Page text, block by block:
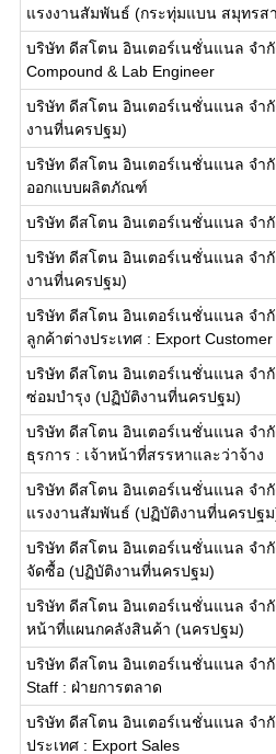
แรงงานสัมพันธ์ (กระทุ่มแบน สมุทรส
บริษัท ดีสโตน อินเตอร์เนชั่นแนล จำ
Compound & Lab Engineer
บริษัท ดีสโตน อินเตอร์เนชั่นแนล จำ
งานที่นครปฐม)
บริษัท ดีสโตน อินเตอร์เนชั่นแนล จำ
ออกแบบผลิตภัณฑ์
บริษัท ดีสโตน อินเตอร์เนชั่นแนล จำ
บริษัท ดีสโตน อินเตอร์เนชั่นแนล จำ
งานที่นครปฐม)
บริษัท ดีสโตน อินเตอร์เนชั่นแนล จำ
ลูกค้าต่างประเทศ : Export Customer
บริษัท ดีสโตน อินเตอร์เนชั่นแนล จำ
ซ่อมบำรุง (ปฏิบัติงานที่นครปฐม)
บริษัท ดีสโตน อินเตอร์เนชั่นแนล จำ
ธุรการ : เจ้าหน้าที่สรรหาและว่าจ้าง
บริษัท ดีสโตน อินเตอร์เนชั่นแนล จำ
แรงงานสัมพันธ์ (ปฏิบัติงานที่นครปฐ
บริษัท ดีสโตน อินเตอร์เนชั่นแนล จำ
จัดซื้อ (ปฏิบัติงานที่นครปฐม)
บริษัท ดีสโตน อินเตอร์เนชั่นแนล จำ
หน้าที่แผนกคลังสินค้า (นครปฐม)
บริษัท ดีสโตน อินเตอร์เนชั่นแนล จำ
Staff : ฝ่ายการตลาด
บริษัท ดีสโตน อินเตอร์เนชั่นแนล จำ
ประเทศ : Export Sales